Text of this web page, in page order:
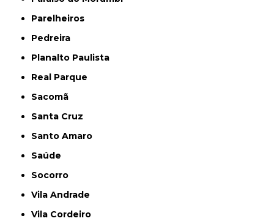
Parelheiros
Pedreira
Planalto Paulista
Real Parque
Sacomã
Santa Cruz
Santo Amaro
Saúde
Socorro
Vila Andrade
Vila Cordeiro